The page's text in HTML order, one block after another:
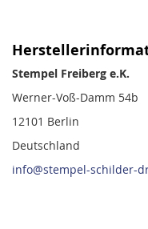
Stempel Freiberg e.K.
Werner-Voß-Damm 54b
12101 Berlin
Deutschland
info@stempel-schilder-